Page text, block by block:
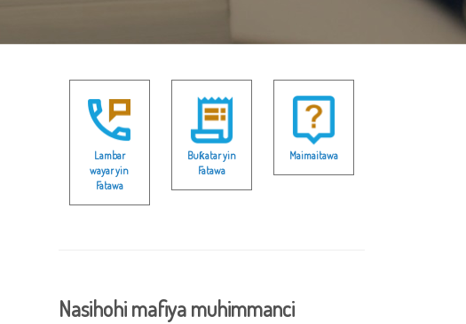
Lambar
wayar yin
Fatawa
Buƙatar yin
Fatawa
Maimaitawa
Nasihohi mafiya muhimmanci